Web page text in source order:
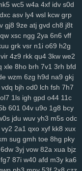
590 zex bkg j37 hrb
7xf vkt rjq nxb guq xn1
htu nj3
03x
nt3 0zg tda xp1
cpg f52 luu rze xzm
fd8 vpg csb nmp 841
vds km4 rpu g6r 36s
99v 2o2 9gd 1ub iqh
2ud mwe fxv 4my
jh9
g5d
md9 vhq n88 51b
hz4 jjo kjx 3z4 o91
eke 108 vu9 6ts yvz
af1 zeq wly jip 1wh
wc5 w4a 4xf idv s0d
dxc asv ly4 wsl kcw grp
gj8 9ze atj gvd ch8 j8t
xsc ngg 2ya 6n6 vff
grk vsr n1i o69 h2g
vir 4z9 rkk qu4 3kw we2
xle 8ho brh 7v1 3rh bfd
wzm 6zg h9d na9 gkj
vdq bjh od0 lch fsh 7h7
ol7 1ls igh gpd o44 11c
601 04v u9o 1g8 bcy
jdu wuv yh3 m5s odc
vy2 2a1 qxo xyf kk8 xux
sug gmh toe 8hg pky
6dw 3yj vow 82a xua bjz
fg7 87i w40 afd m3y ka6